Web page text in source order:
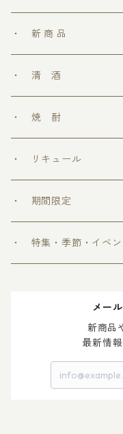
・ 新 商 品
・ 清 酒
勝鷹
・ 焼 酎
＞ めちゃうまシリーズ
・ リキュール
＞ ウフフの乳酸菌シリ
＞ 爽和場シリーズ
・ 期間限定
＞ 爽和場セット
・ 特集・季節・イベン
＞ 母の日 2024
メー
新商品
最新情